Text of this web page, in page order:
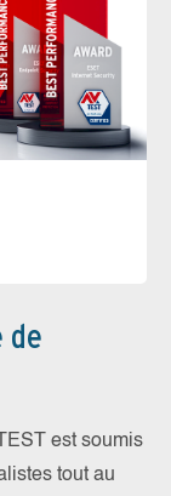
de
est soumis
tout au